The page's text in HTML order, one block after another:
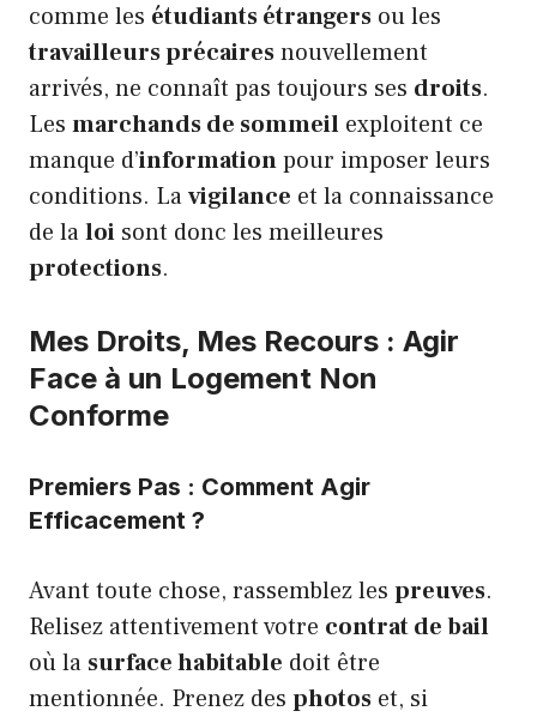
comme les étudiants étrangers ou les
travailleurs précairesnouvellement
arrivés, ne connaît pas toujours ses droits.
Les marchands de sommeil exploitent ce
manque d’informationpour imposer leurs
conditions. Lavigilance et la connaissance
de laloi sont donc les meilleures
protections.
Mes Droits, Mes Recours : Agir
Face à un Logement Non
Conforme
Premiers Pas : Comment Agir
Efficacement ?
Avant toute chose, rassemblez les preuves.
Relisez attentivement votre contrat de bail
où la surface habitable doit être
mentionnée. Prenez des photos et, si